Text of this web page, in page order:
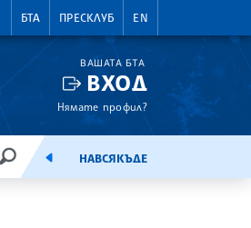
БТА ПРЕСКЛУБ EN
ВАШАТА БТА
ВХОД
Нямате профил?
ТЪРСЕНЕЕМИСИЯНАВСЯКЪДЕ